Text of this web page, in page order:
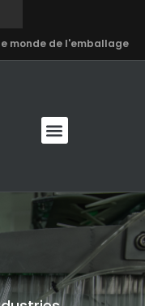
monde de l'emballage